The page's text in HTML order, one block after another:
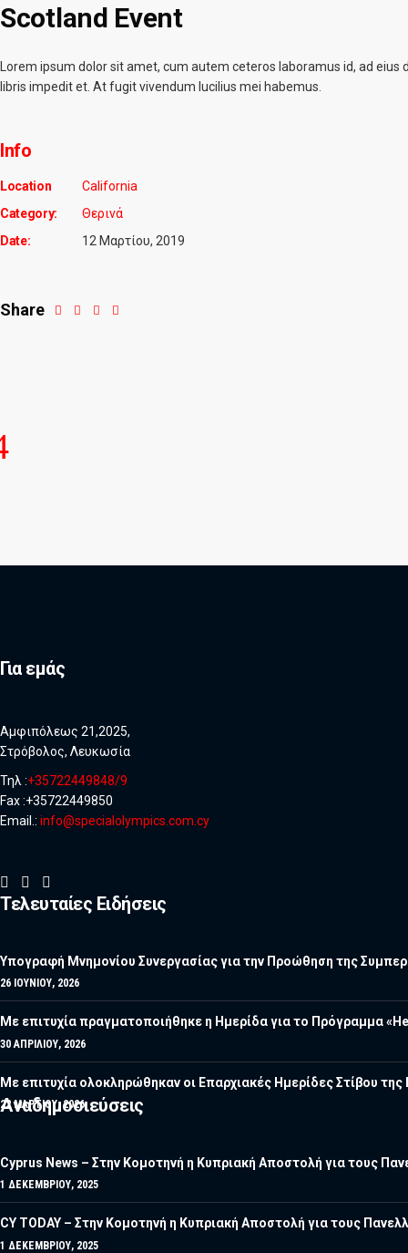
Scotland Event
Lorem ipsum dolor sit amet, cum autem ceteros laboramus id, ad
libris impedit et. At fugit vivendum lucilius mei habemus.
Info
Location
California
Category:
Θερινά
Date:
12 Μαρτίου, 2019
Share
Για εμάς
Αμφιπόλεως 21,2025,
Στρόβολος, Λευκωσία
Τηλ :+35722449848/9
Fax :+35722449850
Email.: info@specialolympics.com.cy
Τελευταίες Ειδήσεις
Υπογραφή Μνημονίου Συνεργασίας για την Προώθηση της
26 ΙΟΥΝΊΟΥ, 2026
Με επιτυχία πραγματοποιήθηκε η Ημερίδα για το Πρόγραμμα
30 ΑΠΡΙΛΊΟΥ, 2026
Με επιτυχία ολοκληρώθηκαν οι Επαρχιακές Ημερίδες Στίβου
22 ΜΑΡΤΊΟΥ, 2026
Αναδημοσιεύσεις
Cyprus News – Στην Κομοτηνή η Κυπριακή Αποστολή για τους
1 ΔΕΚΕΜΒΡΊΟΥ, 2025
CY TODAY – Στην Κομοτηνή η Κυπριακή Αποστολή για τους
1 ΔΕΚΕΜΒΡΊΟΥ, 2025